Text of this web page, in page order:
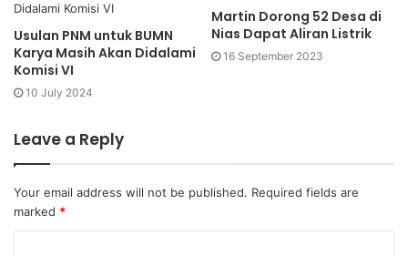
Usulan PNM untuk BUMN
Karya Masih Akan Didalami
Komisi VI
10 July 2024
Martin Dorong 52 Desa di
Nias Dapat Aliran Listrik
16 September 2023
Leave a Reply
Your email address will not be published. Required fields are
marked *